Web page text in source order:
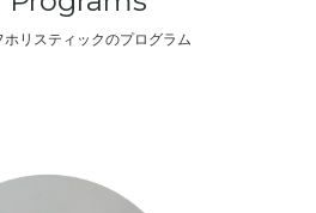
ホリスティックのプログラム